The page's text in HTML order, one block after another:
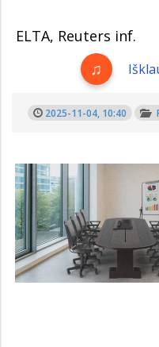
ELTA, Reuters inf.
2025-11-04, 10:40